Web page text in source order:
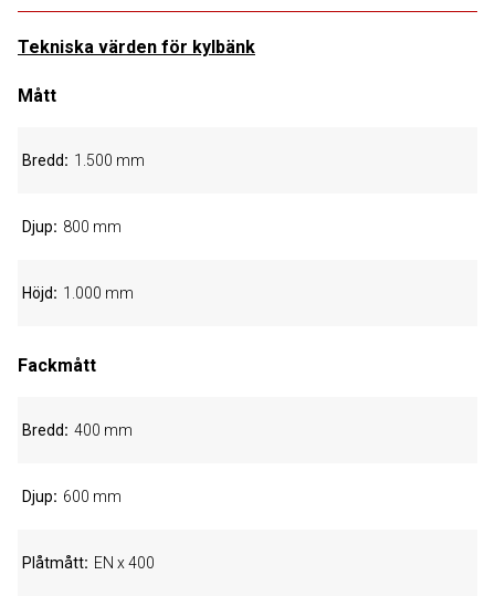
Tekniska värden för kylbänk
Mått
Bredd 1.500 mm
Djup 800 mm
Höjd 1.000 mm
Fackmått
Bredd 400 mm
Djup 600 mm
Plåtmått EN x 400